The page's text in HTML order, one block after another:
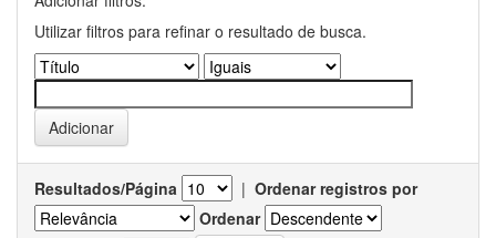
Utilizar filtros para refinar o resultado de busca.
Resultados/Página | Ordenar registros por
Ordenar